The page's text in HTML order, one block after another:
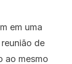
em uma
de
ao mesmo